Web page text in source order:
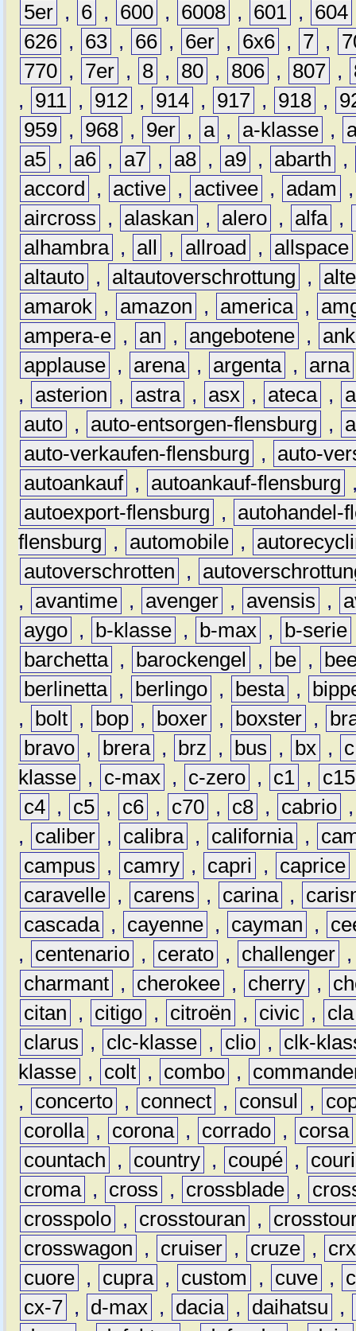
5er , 6 , 600 , 6008 , 601 , 604
626 , 63 , 66 , 6er , 6x6 , 7 ,
770 , 7er , 8 , 80 , 806 , 807 ,
,
911 , 912 , 914 , 917 , 918 ,
959 , 968 , 9er , a , a-klasse ,
a5 , a6 , a7 , a8 , a9 , abarth
,
accord
, active , activee , adam
aircross
, alaskan , alero , alfa ,
alhambra , all , allroad , allspace
altauto , altautoverschrottung ,
amarok , amazon , america ,
ampera-e , an , angebotene ,
applause , arena , argenta , arna
,
asterion , astra , asx , ateca ,
auto , auto-entsorgen-flensburg ,
auto-verkaufen-flensburg
,
auto-
autoankauf , autoankauf-flensburg
autoexport-flensburg
,
autohandel-
flensburg
, automobile ,
autoverschrotten
,
,
avantime , avenger , avensis ,
aygo , b-klasse , b-max , b-serie
barchetta , barockengel , be ,
berlinetta , berlingo , besta ,
,
bolt , bop , boxer , boxster ,
bravo , brera , brz , bus , bx ,
c
klasse , c-max , c-zero , c1 ,
c15
c4 , c5 , c6 , c70 , c8 , cabrio
,
caliber , calibra , california ,
campus
, camry , capri , caprice
caravelle , carens , carina ,
cascada , cayenne , cayman ,
,
centenario , cerato , challenger
charmant , cherokee , cherry ,
citan
, citigo , citroën , civic ,
cla
clarus
, clc-klasse , clio ,
clk-
klasse , colt , combo ,
,
concerto , connect , consul ,
corolla , corona , corrado , corsa
countach
, country , coupé ,
croma , cross , crossblade ,
crosspolo , crosstouran ,
crosswagon
, cruiser , cruze ,
crx
cuore , cupra , custom , cuve ,
cx-7 , d-max , dacia , daihatsu
,